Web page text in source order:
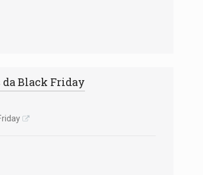
da Black Friday